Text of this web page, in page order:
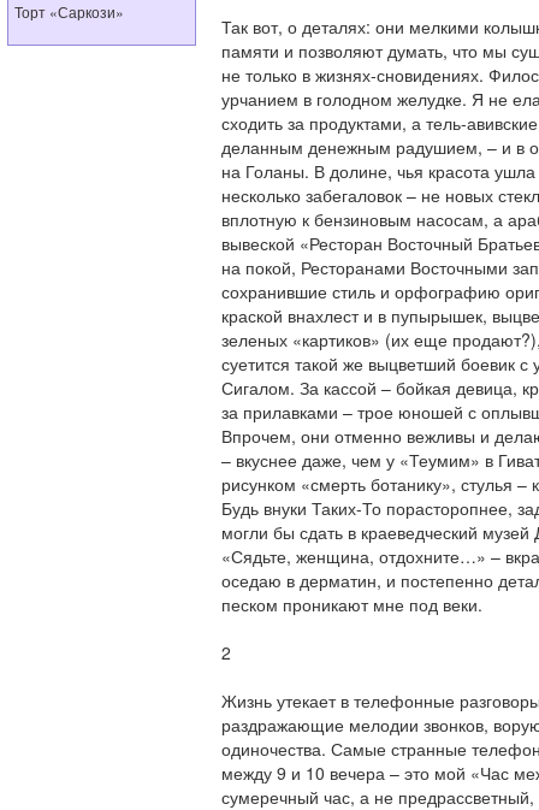
Торт «Саркози»
Так вот, о деталях: они мелкими
памяти и позволяют думать, что мы
не только в жизнях-сновидениях.
урчанием в голодном желудке. Я не
сходить за продуктами, а тель-
деланным денежным радушием, – и в
на Голаны. В долине, чья красота
несколько забегаловок – не новых
вплотную к бензиновым насосам, а
вывеской «Ресторан Восточный
на покой, Ресторанами Восточными
сохранившие стиль и орфографию
краской внахлест и в пупырышек,
зеленых «картиков» (их еще
суетится такой же выцветший боевик
Сигалом. За кассой – бойкая девица,
за прилавками – трое юношей с
Впрочем, они отменно вежливы и
– вкуснее даже, чем у «Теумим» в
рисунком «смерть ботанику», стулья
Будь внуки Таких-То порасторопнее,
могли бы сдать в краеведческий
«Сядьте, женщина, отдохните…» –
оседаю в дерматин, и постепенно
песком проникают мне под веки.
2
Жизнь утекает в телефонные
раздражающие мелодии звонков,
одиночества. Самые странные
между 9 и 10 вечера – это мой «Час
сумеречный час, а не